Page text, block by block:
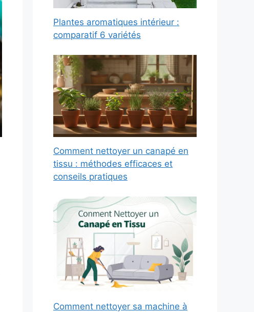
Plantes aromatiques intérieur :
comparatif 6 variétés
Comment nettoyer un canapé en
tissu : méthodes efficaces et
conseils pratiques
Comment nettoyer sa machine à